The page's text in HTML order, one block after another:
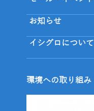
お知らせ
イシグロについて
環境への取り組み